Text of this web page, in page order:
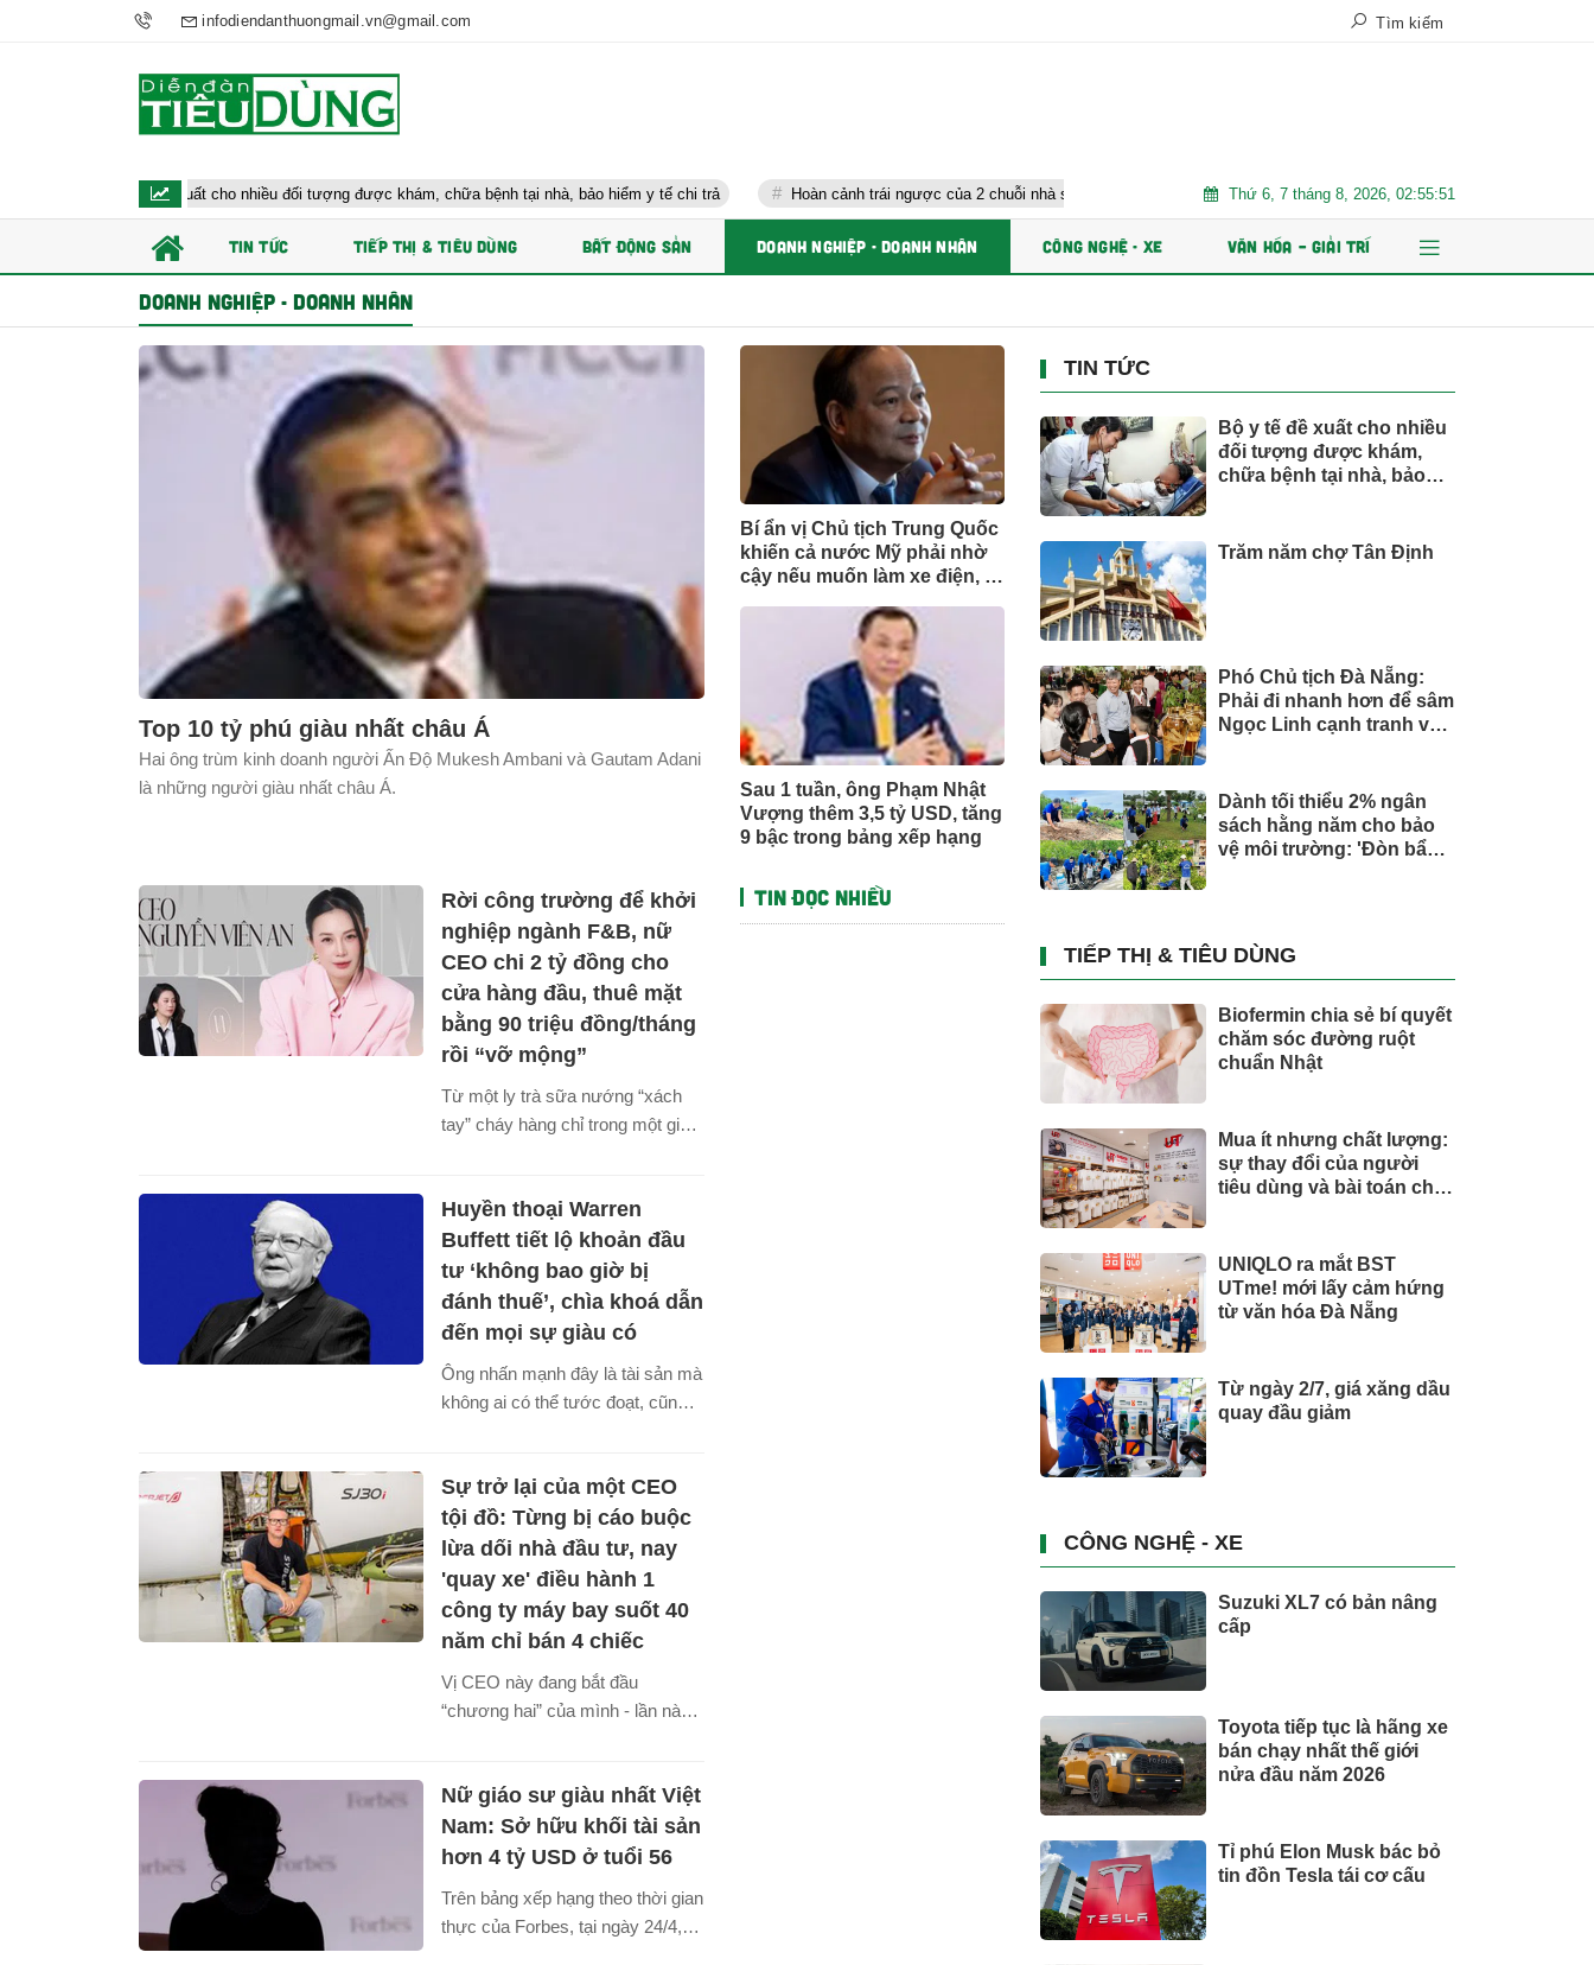
infodiendanthuongmail.vn@gmail.com Tìm kiếm
Bộ y tế đề xuất cho nhiều đối tượng được khám, chữa bệnh tại nhà, bảo hiểm y tế chi trả Hoàn cảnh trái ngược của 2 chuỗi nhà sách lớn nhất Việt Nam Trăm năm chợ Tân Định AI và dữ liệu định
Thứ 6, 7 tháng 8, 2026, 02:55:53
TIN TỨC TIẾP THỊ & TIÊU DÙNG BẤT ĐỘNG SẢN DOANH NGHIỆP - DOANH NHÂN CÔNG NGHỆ - XE VĂN HÓA – GIẢI TRÍ
DOANH NGHIỆP - DOANH NHÂN
Top 10 tỷ phú giàu nhất châu Á
Hai ông trùm kinh doanh người Ấn Độ Mukesh Ambani và Gautam Adani
là những người giàu nhất châu Á.
Bí ẩn vị Chủ tịch Trung Quốc
khiến cả nước Mỹ phải nhờ
cậy nếu muốn làm xe điện, từ
nhường hợp tác
Sau 1 tuần, ông Phạm Nhật
Vượng thêm 3,5 tỷ USD, tăng
9 bậc trong bảng xếp hạng
Rời công trường để khởi
nghiệp ngành F&B, nữ
CEO chi 2 tỷ đồng cho
cửa hàng đầu, thuê mặt
bằng 90 triệu đồng/tháng
rồi “vỡ mộng”
Từ một ly trà sữa nướng “xách
tay” cháy hàng chỉ trong một giờ,
60 cửa hàng trên khắp cả nước.
Đứng sau hành trình ấy là
Nguyễn Viên An - nữ CEO chọn
con đường nhượng quyền bài
bản, đi chậm nhưng chắc, với
sữa này chạm mốc 500 cửa
hàng vào năm 2028.
Huyền thoại Warren
Buffett tiết lộ khoản đầu
tư ‘không bao giờ bị
đánh thuế’, chìa khoá dẫn
đến mọi sự giàu có
Ông nhấn mạnh đây là tài sản mà
không ai có thể tước đoạt, cũng
Sự trở lại của một CEO
tội đồ: Từng bị cáo buộc
lừa dối nhà đầu tư, nay
'quay xe' điều hành 1
công ty máy bay suốt 40
năm chỉ bán 4 chiếc
Vị CEO này đang bắt đầu
“chương hai” của mình - lần này
Nữ giáo sư giàu nhất Việt
Nam: Sở hữu khối tài sản
hơn 4 tỷ USD ở tuổi 56
Trên bảng xếp hạng theo thời gian
thực của Forbes, tại ngày 24/4,
Tin đọc nhiều
TIN TỨC
Bộ y tế đề xuất cho nhiều
đối tượng được khám,
chữa bệnh tại nhà, bảo
Trăm năm chợ Tân Định
Phó Chủ tịch Đà Nẵng:
Phải đi nhanh hơn để sâm
Ngọc Linh cạnh tranh với
Dành tối thiểu 2% ngân
sách hằng năm cho bảo
vệ môi trường: 'Đòn bẩy'
TIẾP THỊ & TIÊU DÙNG
Biofermin chia sẻ bí quyết
chăm sóc đường ruột
chuẩn Nhật
Mua ít nhưng chất lượng:
sự thay đổi của người
tiêu dùng và bài toán cho
UNIQLO ra mắt BST
UTme! mới lấy cảm hứng
từ văn hóa Đà Nẵng
Từ ngày 2/7, giá xăng dầu
quay đầu giảm
CÔNG NGHỆ - XE
Suzuki XL7 có bản nâng
cấp
Toyota tiếp tục là hãng xe
bán chạy nhất thế giới
nửa đầu năm 2026
Tỉ phú Elon Musk bác bỏ
tin đồn Tesla tái cơ cấu